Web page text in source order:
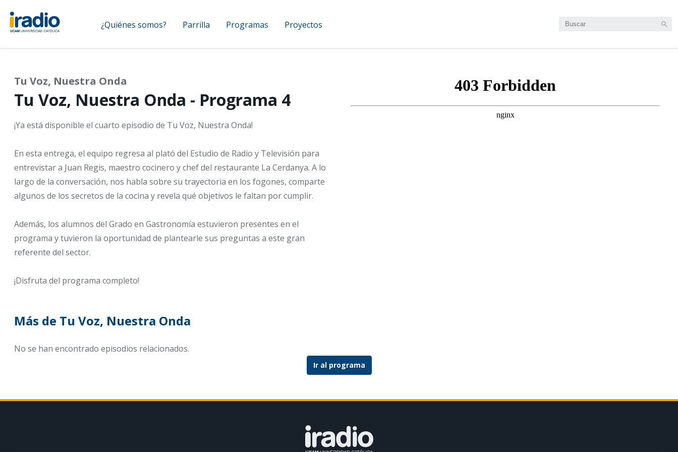
contenido
principal
Navegación
principal
¿Quiénes somos? Parrilla Programas Proyectos
Tu Voz, Nuestra Onda
Tu Voz, Nuestra Onda - Programa 4
¡Ya está disponible el cuarto episodio de Tu Voz, Nuestra Onda!
En esta entrega, el equipo regresa al plató del Estudio de Radio y Televisión para
entrevistar a Juan Regis, maestro cocinero y chef del restaurante La Cerdanya. A lo
largo de la conversación, nos habla sobre su trayectoria en los fogones, comparte
algunos de los secretos de la cocina y revela qué objetivos le faltan por cumplir.
Además, los alumnos del Grado en Gastronomía estuvieron presentes en el
programa y tuvieron la oportunidad de plantearle sus preguntas a este gran
referente del sector.
¡Disfruta del programa completo!
Más de Tu Voz, Nuestra Onda
No se han encontrado episodios relacionados.
Ir al programa